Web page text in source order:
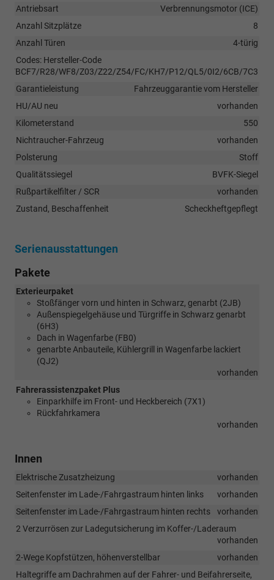
Antriebsart
Verbrennungsmotor (ICE)
Anzahl Sitzplätze
8
Anzahl Türen
4-türig
Codes: Hersteller-Code
TVBCF7/R28/WF8/Z03/Z22/Z54/FC/KH7/P12/QL5/0I2/6CB/7C3
Garantieleistung
Fahrzeuggarantie vom Hersteller
HU/AU neu
vorhanden
Kilometerstand
550
Nichtraucher-Fahrzeug
vorhanden
Polsterung
Stoff
Qualitätssiegel
BVFK-Siegel
Rußpartikelfilter / SCR
vorhanden
Zustand, Beschaffenheit
Scheckheftgepflegt
Serienausstattungen
Pakete
Exterieurpaket
Stoßfänger vorn und hinten in Schwarz, genarbt (2JB)
Außenspiegelgehäuse und Türgriffe in Schwarz genarbt
(6H3)
Dach in Wagenfarbe (FB0)
genarbte Anbauteile, Kühlergrill in Wagenfarbe lackiert
(QJ2)
vorhanden
Fahrerassistenzpaket Plus
Einparkhilfe im Front- und Heckbereich (7X1)
Rückfahrkamera
vorhanden
Innen
Elektrische Zusatzheizung
vorhanden
Seitenfenster im Lade-/Fahrgastraum hinten links
vorhanden
Seitenfenster im Lade-/Fahrgastraum hinten rechts
vorhanden
2 Verzurrösen zur Ladegutsicherung im Koffer-/Laderaum
vorhanden
2-Wege Kopfstützen, höhenverstellbar
vorhanden
Haltegriffe am Dachrahmen auf der Fahrer- und Beifahrerseite,